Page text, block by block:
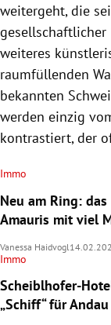
weitergeht, die
weiteres
raumfüllenden
bekannten
werden einzig
kontrastiert, der
Immo
Neu am Ring:
Amauris mit viel
Vanessa Haidvogl
Immo
Scheiblhofer-
„Schiff“ für Andau